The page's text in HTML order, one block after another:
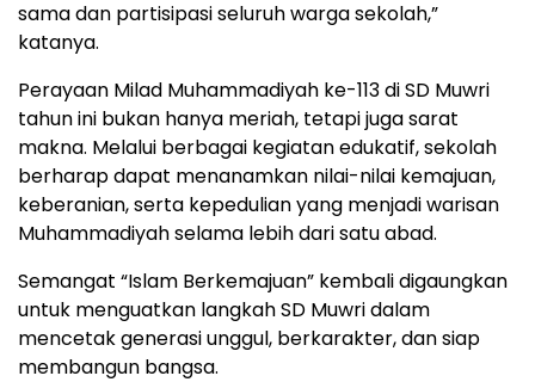
sama dan partisipasi seluruh warga sekolah,”
katanya.
Perayaan Milad Muhammadiyah ke-113 di SD Muwri
tahun ini bukan hanya meriah, tetapi juga sarat
makna. Melalui berbagai kegiatan edukatif, sekolah
berharap dapat menanamkan nilai-nilai kemajuan,
keberanian, serta kepedulian yang menjadi warisan
Muhammadiyah selama lebih dari satu abad.
Semangat “Islam Berkemajuan” kembali digaungkan
untuk menguatkan langkah SD Muwri dalam
mencetak generasi unggul, berkarakter, dan siap
membangun bangsa.